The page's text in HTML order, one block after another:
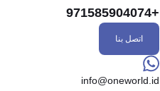
+971585904074
اتصل بنا
info@oneworld.id